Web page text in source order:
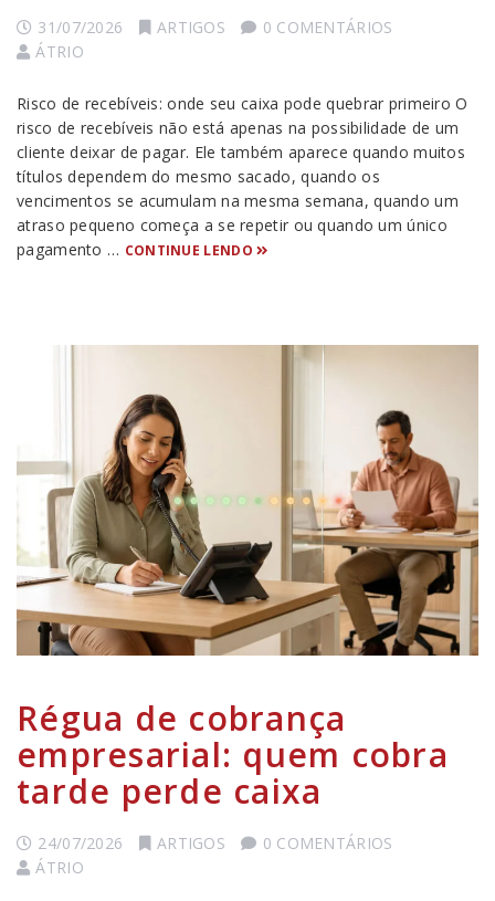
31/07/2026 ARTIGOS
0 COMENTÁRIOS
ÁTRIO
Risco de recebíveis: onde seu caixa pode quebrar primeiro O
risco de recebíveis não está apenas na possibilidade de um
cliente deixar de pagar. Ele também aparece quando muitos
títulos dependem do mesmo sacado, quando os
vencimentos se acumulam na mesma semana, quando um
atraso pequeno começa a se repetir ou quando um único
pagamento … CONTINUE LENDO
Régua de cobrança
empresarial: quem cobra
tarde perde caixa
24/07/2026 ARTIGOS
0 COMENTÁRIOS
ÁTRIO